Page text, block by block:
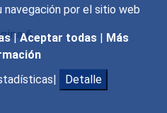
por el sitio web
|Aceptar todas | Más
Detalle
6